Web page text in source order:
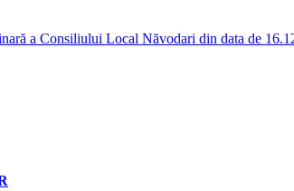
a Consiliului Local Năvodari din data de